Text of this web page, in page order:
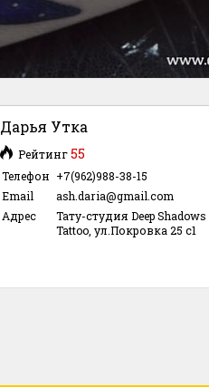
Дарья Утка
Рейтинг55
Телефон +7(962)988-38-15
Email
ash.daria@gmail.com
Адрес
Тату-студия Deep Shadows
Tattoo, ул.Покровка 25 с1